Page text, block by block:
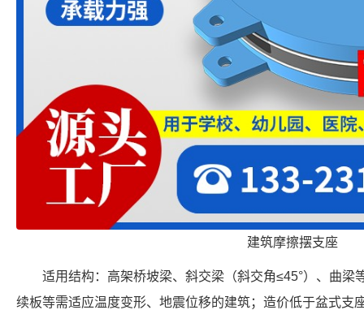
建筑摩擦摆支座
适用结构：高架桥坡梁、斜交梁（斜交角≤45°）、曲梁
续板等需适应温度变形、地震位移的建筑；造价低于盆式支